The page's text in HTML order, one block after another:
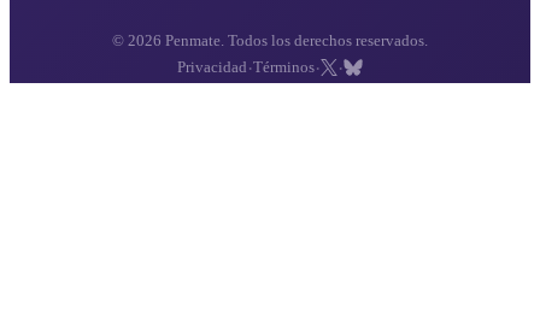
© 2026 Penmate. Todos los derechos reservados.
Privacidad ·Términos· ·